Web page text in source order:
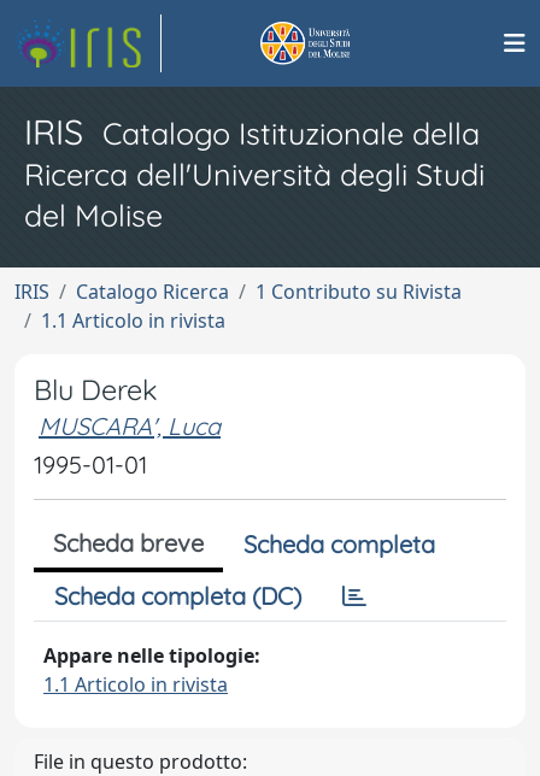
IRIS Catalogo Istituzionale della
Ricerca dell'Università degli Studi
del Molise
IRIS Catalogo Ricerca
1 Contributo su Rivista
1.1 Articolo in rivista
Blu Derek
MUSCARA', Luca
1995-01-01
Scheda breve
Scheda completa
Scheda completa (DC)
Appare nelle tipologie:
1.1 Articolo in rivista
File in questo prodotto: